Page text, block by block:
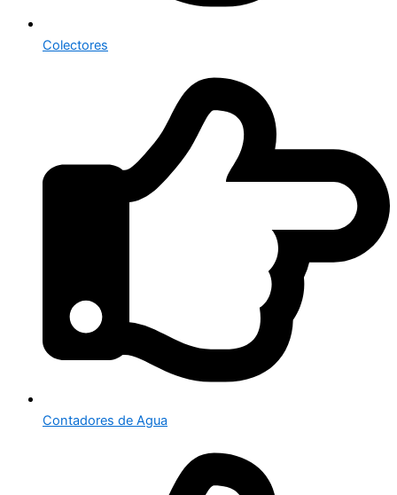
Colectores
Contadores de Agua